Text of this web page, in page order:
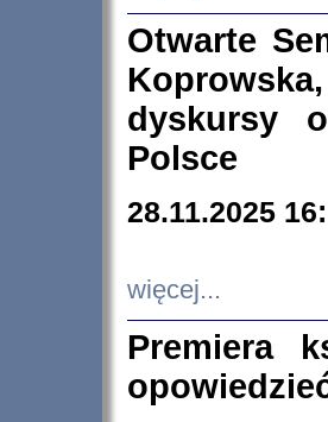
Otwarte
dyskursy
Polsce
28.11.2025
więcej...
Premiera